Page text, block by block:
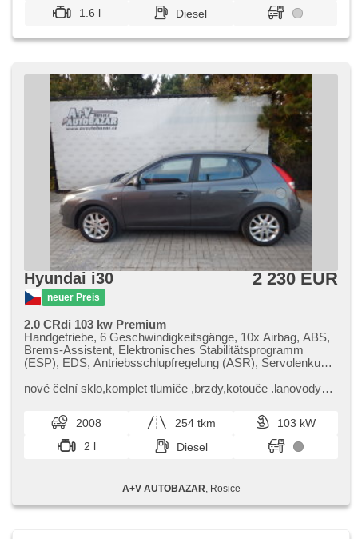
1.6 l
Diesel
Hyundai i30
neuer Preis
2 230 EUR
2.0 CRdi 103 kw Premium
Handgetriebe, 6 Geschwindigkeitsgänge, 10x Airbag, ABS,
Brems-Assistent, Elektronisches Stabilitätsprogramm
(ESP), EDS, Antriebsschlupfregelung (ASR), Servolenkung,
Lenkrad einstellbar, Beifahrerairbagdeaktivierung, El.
Zentralverriegelung mit Funkfernbedienung, Ledersitze,
Lederpolsterung, Nebelscheinwerfer, USB, AUX, Autoradio,
CD-Spieler, Außenthermometer, Klimaablage, Teilbare
Rücksitzbank, Heckscheibenwischer, Getönte Scheiben,
nové čelní sklo,​komplet tlumiče ,​brzdy,​kotouče .lanovody
vyčištěn,​nová klika vč.zá...
2008 254 tkm
103 kW
2 l
Diesel
A+V AUTOBAZAR , Rosice